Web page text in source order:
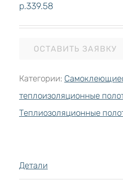
р.339.58
ОСТАВИТЬ ЗАЯВКУ
Категории:
теплоизоляционные
Теплиозоляционные
Детали